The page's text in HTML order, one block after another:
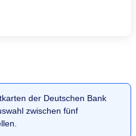
der Deutschen Bank
zwischen fünf